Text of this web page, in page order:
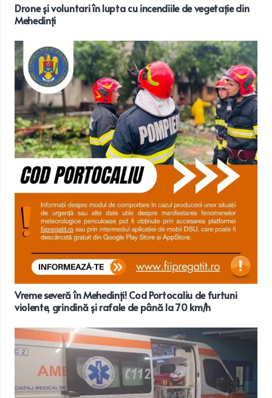
Drone și voluntari în lupta cu incendiile de vegetație din
Mehedinți
Vreme severă în Mehedinți! Cod Portocaliu de furtuni
violente, grindină și rafale de până la 70 km/h